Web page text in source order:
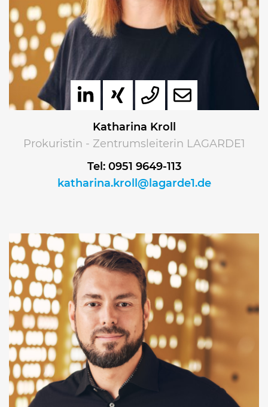
Katharina Kroll
Prokuristin - Zentrumsleiterin LAGARDE1
Tel: 0951 9649-113
katharina.kroll@lagarde1.de